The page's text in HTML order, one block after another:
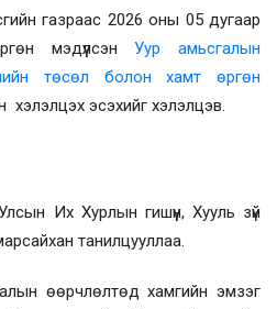
газраас 2026 оны 05 дугаар
мэдүүлсэнУур амьсгалын
төсөл болон хамт өргөн
хэлэлцэх эсэхийг хэлэлцэв.
Их Хурлын гишүүн, Хууль зүй
танилцууллаа.
өөрчлөлтөд хамгийн эмзэг